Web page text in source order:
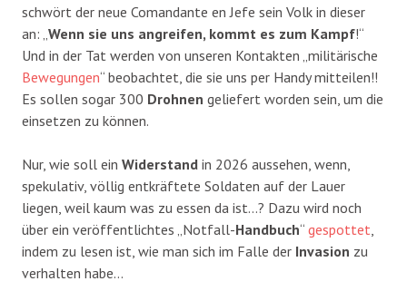
schwört der neue Comandante en Jefe sein Volk in dieser
an: „Wenn sie uns angreifen, kommt es zum Kampf!“
Und in der Tat werden von unseren Kontakten „militärische
Bewegungen“ beobachtet, die sie uns per Handy mitteilen!!
Es sollen sogar 300 Drohnen geliefert worden sein, um die
einsetzen zu können.
Nur, wie soll ein Widerstand in 2026 aussehen, wenn,
spekulativ, völlig entkräftete Soldaten auf der Lauer
liegen, weil kaum was zu essen da ist…? Dazu wird noch
über ein veröffentlichtes „Notfall-Handbuch“ gespottet,
indem zu lesen ist, wie man sich im Falle der Invasion zu
verhalten habe…